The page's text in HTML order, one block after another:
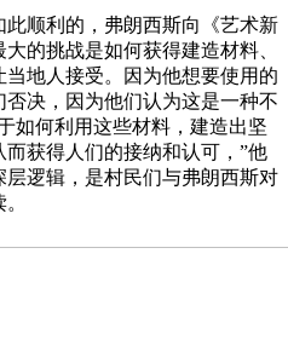
顺利的，弗朗西斯向《艺术新
的挑战是如何获得建造材料、
地人接受。因为他想要使用的
决，因为他们认为这是一种不
如何利用这些材料，建造出坚
获得人们的接纳和认可，”他
逻辑，是村民们与弗朗西斯对